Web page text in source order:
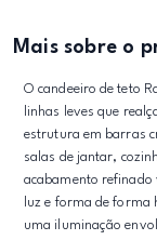
Mais sobre o
O candeeiro de teto
linhas leves que
estrutura em barras
salas de jantar,
acabamento refinado
luz e forma de
uma iluminação